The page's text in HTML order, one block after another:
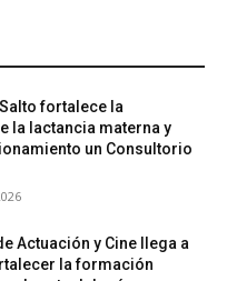
fortalece la
la lactancia materna y
un Consultorio
Actuación y Cine llega a
la formación